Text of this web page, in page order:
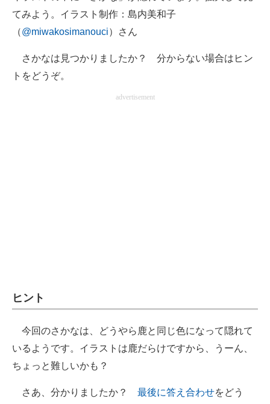
モノづくり技術者専門サイト
エレクトロニクス専門サイト
電子設計の基本と応用
てみよう。イラスト制作：島内美和子
（@miwakosimanouci）さん
さかなは見つかりましたか？ 分からない場合はヒン
トをどうぞ。
advertisement
ヒント
今回のさかなは、どうやら鹿と同じ色になって隠れて
いるようです。イラストは鹿だらけですから、うーん、
ちょっと難しいかも？
さあ、分かりましたか？ 最後に答え合わせをどう